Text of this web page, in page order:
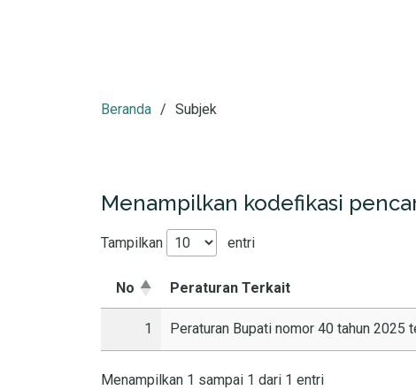
Beranda Subjek
Menampilkan kodefikasi
Tampilkan entri
No Peraturan Terkait
1 Peraturan Bupati nomor 40 tahun 2025
Menampilkan 1 sampai 1 dari 1 entri